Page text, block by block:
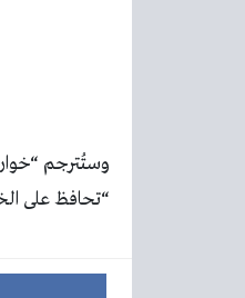
“تحافظ على